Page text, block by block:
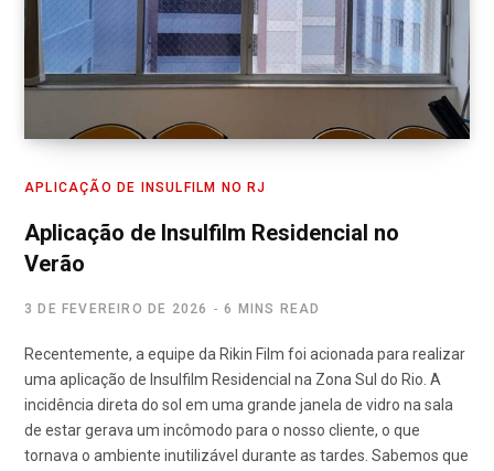
APLICAÇÃO DE INSULFILM NO RJ
Aplicação de Insulfilm Residencial no
Verão
3 DE FEVEREIRO DE 2026 6 MINS READ
Recentemente, a equipe da Rikin Film foi acionada para realizar
uma aplicação de Insulfilm Residencial na Zona Sul do Rio. A
incidência direta do sol em uma grande janela de vidro na sala
de estar gerava um incômodo para o nosso cliente, o que
tornava o ambiente inutilizável durante as tardes. Sabemos que